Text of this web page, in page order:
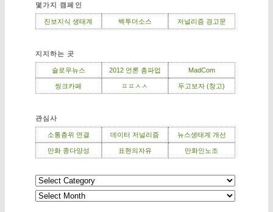
몇가지 캠페인
진보지식 생태계 백투더소스 저널리즘 경고문
지지하는 곳
슬로우뉴스 2012 언론 총파업 MadCom
씽크카페 ㅍㅍㅅㅅ 두고보자 (창고)
관심사
소통층위 연결 데이터 저널리즘 뉴스생태계 개선
만화 종다양성 표현의자유 만화인노조